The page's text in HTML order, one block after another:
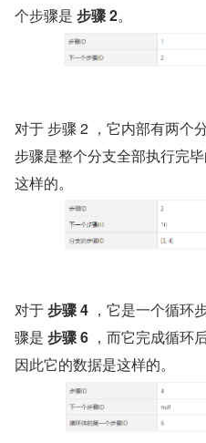
个步骤是 步骤 2。
对于 步骤 2 ，它内部有两个
步骤是整个分支全部执行完
这样的。
对于 步骤 4 ，它是一个循环
骤是 步骤 6 ，而它完成循环
因此它的数据是这样的。